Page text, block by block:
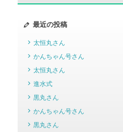
最近の投稿
太恒丸さん
かんちゃん号さん
太恒丸さん
進水式
黒丸さん
かんちゃん号さん
黒丸さん